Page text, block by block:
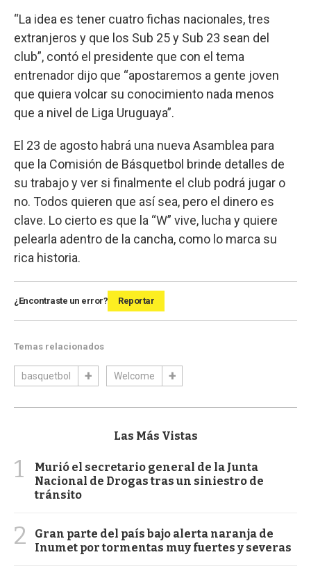
“La idea es tener cuatro fichas nacionales, tres
extranjeros y que los Sub 25 y Sub 23 sean del
club”, contó el presidente que con el tema
entrenador dijo que “apostaremos a gente joven
que quiera volcar su conocimiento nada menos
que a nivel de Liga Uruguaya”.
El 23 de agosto habrá una nueva Asamblea para
que la Comisión de Básquetbol brinde detalles de
su trabajo y ver si finalmente el club podrá jugar o
no. Todos quieren que así sea, pero el dinero es
clave. Lo cierto es que la “W” vive, lucha y quiere
pelearla adentro de la cancha, como lo marca su
rica historia.
¿Encontraste un error? Reportar
Temas relacionados
basquetbol Welcome
Las Más Vistas
1
Murió el secretario general de la Junta
Nacional de Drogas tras un siniestro de
tránsito
2
Gran parte del país bajo alerta naranja de
Inumet por tormentas muy fuertes y severas